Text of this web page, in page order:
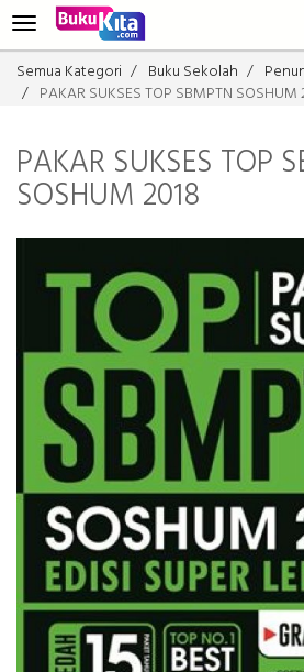
Semua Kategori Buku Sekolah
PAKAR SUKSES TOP SBMPTN SOSHUM
PAKAR SUKSES TOP
SOSHUM 2018